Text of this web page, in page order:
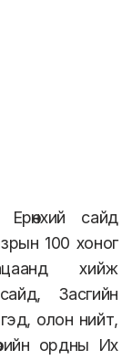
сайд
100 хоног
хийж
Засгийн
олон нийт,
ордны Их